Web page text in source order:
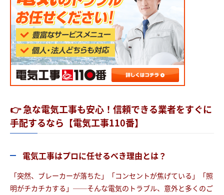
👉 急な電気工事も安心！信頼できる業者をすぐに
手配するなら【電気工事110番】
電気工事はプロに任せるべき理由とは？
「突然、ブレーカーが落ちた」「コンセントが焦げている」「照
明がチカチカする」──そんな電気のトラブル、意外と多くのご